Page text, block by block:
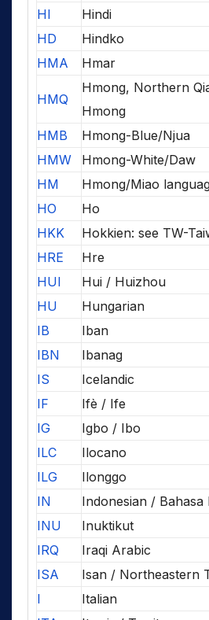
HI
Hindi
HD
Hindko
HMA
Hmar
HMQ
Hmong, Northern
Hmong
HMB
Hmong-Blue/Njua
HMW
Hmong-White/Daw
HM
Hmong/Miao
HO
Ho
HKK
Hokkien: see TW-
HRE
Hre
HUI
Hui / Huizhou
HU
Hungarian
IB
Iban
IBN
Ibanag
IS
Icelandic
IF
Ifè / Ife
IG
Igbo / Ibo
ILC
Ilocano
ILG
Ilonggo
IN
Indonesian / Bahasa
INU
Inuktikut
IRQ
Iraqi Arabic
ISA
Isan / Northeastern
I
Italian